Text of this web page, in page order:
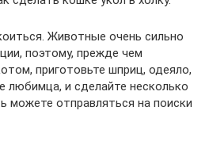
Животные очень сильно
поэтому, прежде чем
приготовьте шприц, одеяло,
любимца, и сделайте несколько
можете отправляться на поиски